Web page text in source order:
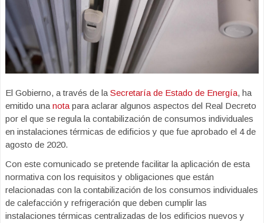
El Gobierno, a través de la Secretaría de Estado de Energía, ha
emitido una nota para aclarar algunos aspectos del Real Decreto
por el que se regula la contabilización de consumos individuales
en instalaciones térmicas de edificios y que fue aprobado el 4 de
agosto de 2020.
Con este comunicado se pretende facilitar la aplicación de esta
normativa con los requisitos y obligaciones que están
relacionadas con la contabilización de los consumos individuales
de calefacción y refrigeración que deben cumplir las
instalaciones térmicas centralizadas de los edificios nuevos y